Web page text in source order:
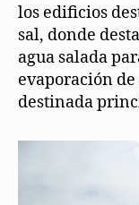
los edificios
sal, donde
agua salada
evaporación
destinada